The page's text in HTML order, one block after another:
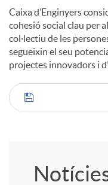
Caixa d’Enginyers
cohesió social clau per
col·lectiu de les
segueixin el seu
projectes innovadors i
C